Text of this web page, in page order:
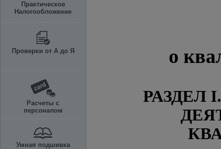
Практическое
Налогообложение
Проверки от А до Я
Расчеты с
персоналом
Умная подшивка
о
РАЗДЕЛ